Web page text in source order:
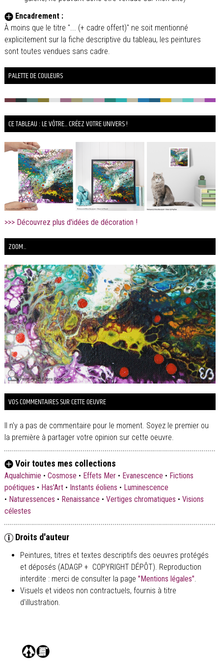
Encadrement :
À moins que le titre "... (+ cadre offert)" ne soit mentionné
explicitement sur la fiche descriptive du tableau, les peintures
sont toutes vendues sans cadre.
PALETTE DE COULEURS
CE TABLEAU : LE VÔTRE... CRÉEZ VOTRE UNIVERS !
>>> Découvrez plus d'idées de décoration !
ZOOM...
VOS COMMENTAIRES SUR CETTE OEUVRE
Il n'y a pas de commentaire pour le moment. Soyez le premier ou
la première à partager votre opinion sur cette oeuvre.
Voir toutes mes collections
Aqualchimie • Cosmose • Effets Mer• Evanescence • Fictions
poétiques • Has'Art• Instants éoliens • Luminescence
• Naturessences • Renaissance • Vertiges chromatiques • Visions
célestes
Droits d'auteur
Peintures, titres et textes descriptifs des oeuvres protégés
et déposés (ADAGP + COPYRIGHT DÉPÔT). Reproduction
interdite : merci de consulter la page "Mentions légales"
Visuels et videos non contractuels, fournis à titre
d'illustration.